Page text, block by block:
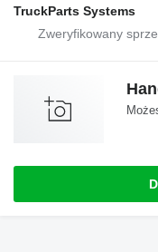
TruckParts Systems